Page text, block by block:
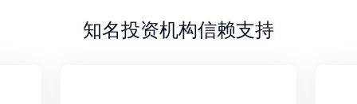
知名投资机构信赖支持